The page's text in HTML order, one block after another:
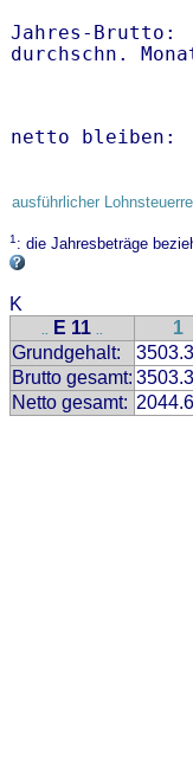
netto
ausführlicher
1: die Jahresbeträge
K
.. E 11 .. 1
Grundgehalt:
Brutto gesamt:
Netto gesamt: